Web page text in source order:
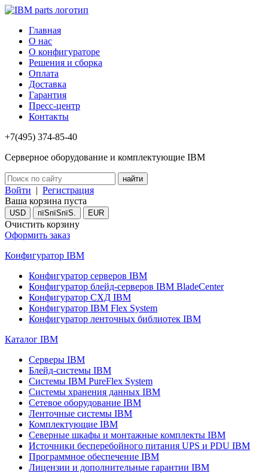
Главная
О нас
О конфигураторе
Решения и сборка
Оплата
Доставка
Гарантия
Пресс-центр
Контакты
+7(495) 374-85-40
Серверное оборудование и комплектующие IBM
Войти | Регистрация
Ваша корзина пуста
USD пїЅпїЅпїЅ. EUR
Очистить корзину
Оформить заказ
Конфигуратор IBM
Конфигуратор серверов IBM
Конфигуратор блейд-серверов IBM BladeCenter
Конфигуратор СХД IBM
Конфигуратор IBM Flex System
Конфигуратор ленточных библиотек IBM
Каталог IBM
Серверы IBM
Блейд-системы IBM
Системы IBM PureFlex System
Системы хранения данных IBM
Сетевое оборудование IBM
Ленточные системы IBM
Комплектующие IBM
Северные шкафы и монтажные комплекты IBM
Источники бесперебойного питания UPS и PDU IBM
Программное обеспечение IBM
Лицензии и дополнительные гарантии IBM